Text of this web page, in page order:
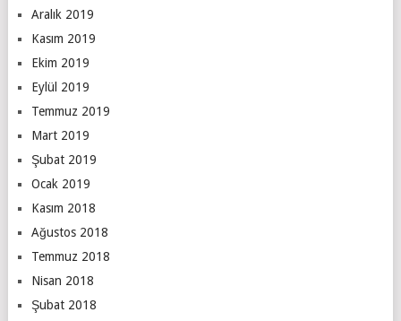
Aralık 2019
Kasım 2019
Ekim 2019
Eylül 2019
Temmuz 2019
Mart 2019
Şubat 2019
Ocak 2019
Kasım 2018
Ağustos 2018
Temmuz 2018
Nisan 2018
Şubat 2018